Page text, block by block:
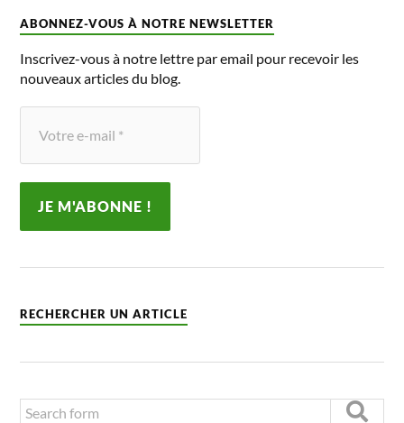
ABONNEZ-VOUS À NOTRE NEWSLETTER
Inscrivez-vous à notre lettre par email pour recevoir les
nouveaux articles du blog.
RECHERCHER UN ARTICLE